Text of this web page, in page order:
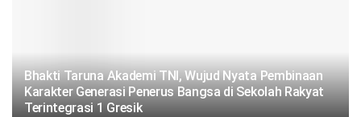
Bhakti Taruna Akademi TNI, Wujud Nyata Pembinaan
Karakter Generasi Penerus Bangsa di Sekolah Rakyat
Terintegrasi 1 Gresik